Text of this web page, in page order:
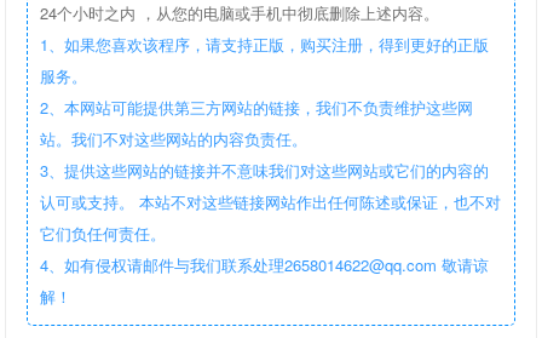
24个小时之内 ，从您的电脑或手机中彻底删除上述内容。
1、如果您喜欢该程序，请支持正版，购买注册，得到更好的正版
服务。
2、本网站可能提供第三方网站的链接，我们不负责维护这些网
站。我们不对这些网站的内容负责任。
3、提供这些网站的链接并不意味我们对这些网站或它们的内容的
认可或支持。 本站不对这些链接网站作出任何陈述或保证，也不对
它们负任何责任。
4、如有侵权请邮件与我们联系处理2658014622@qq.com 敬请谅
解！